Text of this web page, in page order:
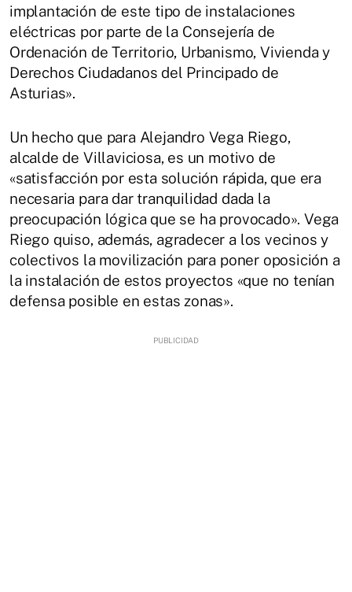
implantación de este tipo de instalaciones
eléctricas por parte de la Consejería de
Ordenación de Territorio, Urbanismo, Vivienda y
Derechos Ciudadanos del Principado de
Asturias».
Un hecho que para Alejandro Vega Riego,
alcalde de Villaviciosa, es un motivo de
«satisfacción por esta solución rápida, que era
necesaria para dar tranquilidad dada la
preocupación lógica que se ha provocado». Vega
Riego quiso, además, agradecer a los vecinos y
colectivos la movilización para poner oposición a
la instalación de estos proyectos «que no tenían
defensa posible en estas zonas».